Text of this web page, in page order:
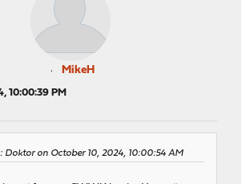
MikeH
10:00:39 PM
Doktor on October 10, 2024, 10:00:54 AM